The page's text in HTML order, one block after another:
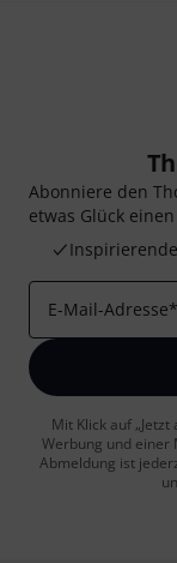
Abonniere den
etwas Glück
E-Mail-Adresse*
Mit Klick auf
Werbung und einer
Abmeldung ist